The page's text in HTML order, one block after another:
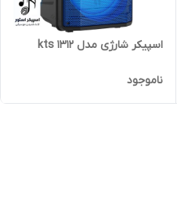
اسپیکر شارژی مدل kts 1312
ناموجود